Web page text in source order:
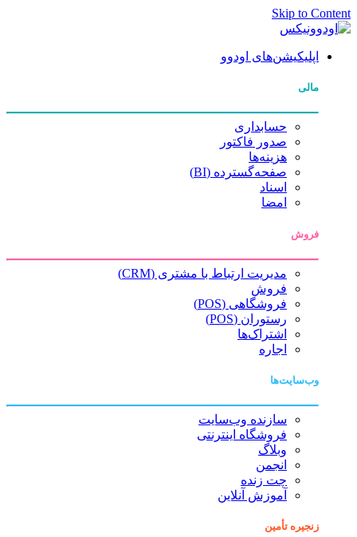
Skip to Content
اپلیکیشن‌های اودوو
مالی
حسابداری
صدور فاکتور
هزینه‌ها
صفحه‌گسترده (BI)
اسناد
امضا
فروش
مدیریت ارتباط با مشتری (CRM)
فروش
فروشگاهی (POS)
رستوران (POS)
اشتراک‌ها
اجاره
وب‌سایت‌ها
سازنده وب‌سایت
فروشگاه اینترنتی
وبلاگ
انجمن
چت زنده
آموزش آنلاین
زنجیره تأمین